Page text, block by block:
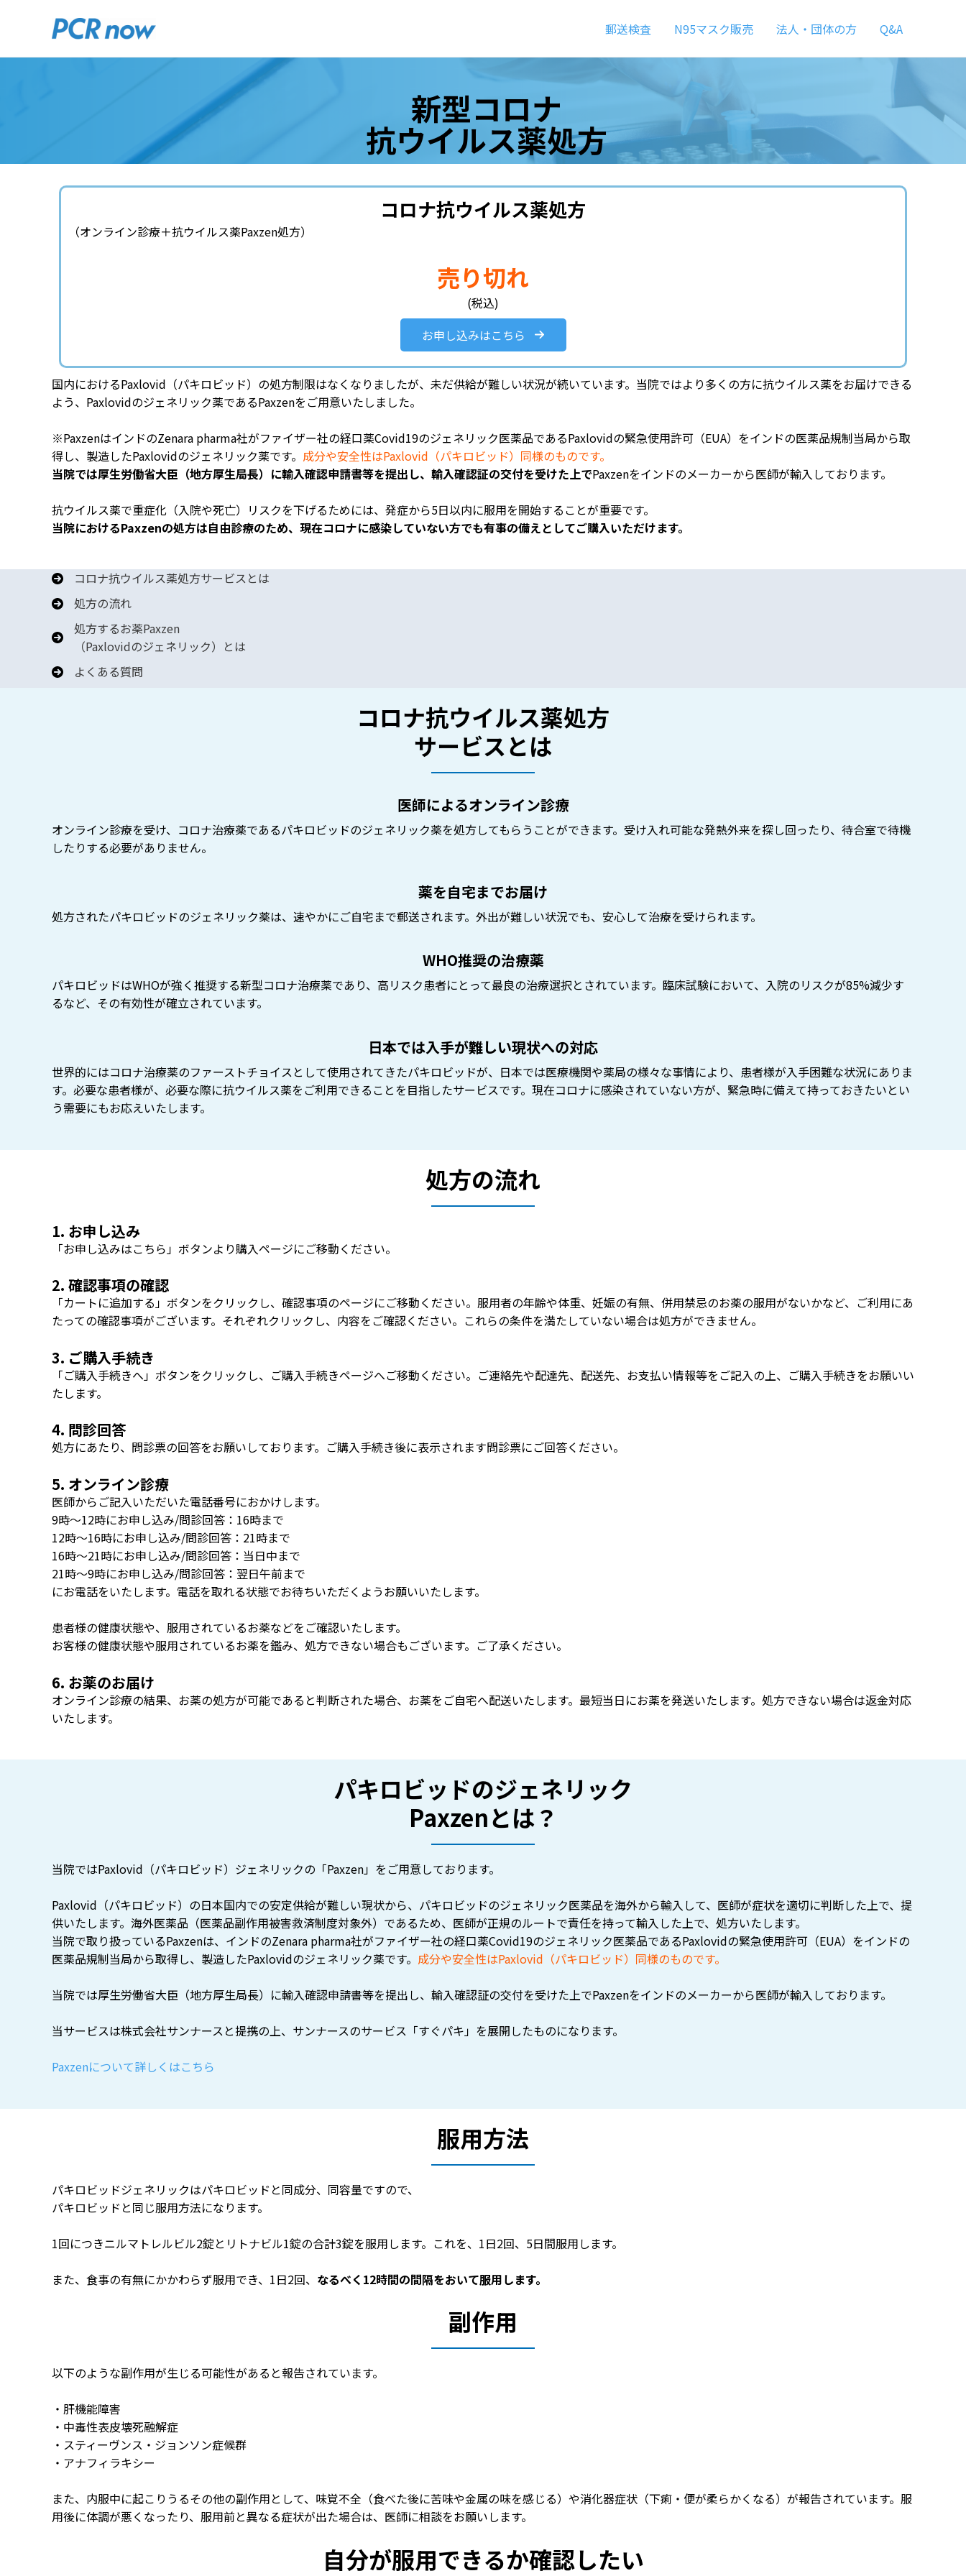
ス
郵送検査 N95マスク販売 法人・団体の方 Q&A
新型コロナ
抗ウイルス薬処方
コロナ抗ウイルス薬処方
（オンライン診療＋抗ウイルス薬Paxzen処方）
売り切れ
(税込)
お申し込みはこちら
国内におけるPaxlovid（パキロビッド）の処方制限はなくなりましたが、未だ供給が難しい状況が続いています。当院ではより多くの方に抗ウイルス薬をお届けできる
よう、Paxlovidのジェネリック薬であるPaxzenをご用意いたしました。
※PaxzenはインドのZenara pharma社がファイザー社の経口薬Covid19のジェネリック医薬品であるPaxlovidの緊急使用許可（EUA）をインドの医薬品規制当局から取
得し、製造したPaxlovidのジェネリック薬です。 成分や安全性はPaxlovid（パキロビッド）同様のものです。
当院では厚生労働省大臣（地方厚生局長）に輸入確認申請書等を提出し、輸入確認証の交付を受けた上でPaxzenをインドのメーカーから医師が輸入しております。
抗ウイルス薬で重症化（入院や死亡）リスクを下げるためには、発症から5日以内に服用を開始することが重要です。
当院におけるPaxzenの処方は自由診療のため、現在コロナに感染していない方でも有事の備えとしてご購入いただけます。
コロナ抗ウイルス薬処方サービスとは
処方の流れ
処方するお薬Paxzen
（Paxlovidのジェネリック）とは
よくある質問
コロナ抗ウイルス薬処方
サービスとは
医師によるオンライン診療
オンライン診療を受け、コロナ治療薬であるパキロビッドのジェネリック薬を処方してもらうことができます。受け入れ可能な発熱外来を探し回ったり、待合室で待機
したりする必要がありません。
薬を自宅までお届け
処方されたパキロビッドのジェネリック薬は、速やかにご自宅まで郵送されます。外出が難しい状況でも、安心して治療を受けられます。
WHO推奨の治療薬
パキロビッドはWHOが強く推奨する新型コロナ治療薬であり、高リスク患者にとって最良の治療選択とされています。臨床試験において、入院のリスクが85%減少す
るなど、その有効性が確立されています。
日本では入手が難しい現状への対応
世界的にはコロナ治療薬のファーストチョイスとして使用されてきたパキロビッドが、日本では医療機関や薬局の様々な事情により、患者様が入手困難な状況にありま
す。必要な患者様が、必要な際に抗ウイルス薬をご利用できることを目指したサービスです。現在コロナに感染されていない方が、緊急時に備えて持っておきたいとい
う需要にもお応えいたします。
処方の流れ
1. お申し込み
「お申し込みはこちら」ボタンより購入ページにご移動ください。
2. 確認事項の確認
「カートに追加する」ボタンをクリックし、確認事項のページにご移動ください。服用者の年齢や体重、妊娠の有無、併用禁忌のお薬の服用がないかなど、ご利用にあ
たっての確認事項がございます。それぞれクリックし、内容をご確認ください。これらの条件を満たしていない場合は処方ができません。
3. ご購入手続き
「ご購入手続きへ」ボタンをクリックし、ご購入手続きページへご移動ください。ご連絡先や配達先、配送先、お支払い情報等をご記入の上、ご購入手続きをお願いい
たします。
4. 問診回答
処方にあたり、問診票の回答をお願いしております。ご購入手続き後に表示されます問診票にご回答ください。
5. オンライン診療
医師からご記入いただいた電話番号におかけします。
9時～12時にお申し込み/問診回答：16時まで
12時～16時にお申し込み/問診回答：21時まで
16時～21時にお申し込み/問診回答：当日中まで
21時～9時にお申し込み/問診回答：翌日午前まで
にお電話をいたします。電話を取れる状態でお待ちいただくようお願いいたします。
患者様の健康状態や、服用されているお薬などをご確認いたします。
お客様の健康状態や服用されているお薬を鑑み、処方できない場合もございます。ご了承ください。
6. お薬のお届け
オンライン診療の結果、お薬の処方が可能であると判断された場合、お薬をご自宅へ配送いたします。最短当日にお薬を発送いたします。処方できない場合は返金対応
いたします。
パキロビッドのジェネリック
Paxzenとは？
当院ではPaxlovid（パキロビッド）ジェネリックの「Paxzen」をご用意しております。
Paxlovid（パキロビッド）の日本国内での安定供給が難しい現状から、パキロビッドのジェネリック医薬品を海外から輸入して、医師が症状を適切に判断した上で、提
供いたします。海外医薬品（医薬品副作用被害救済制度対象外）であるため、医師が正規のルートで責任を持って輸入した上で、処方いたします。
当院で取り扱っているPaxzenは、インドのZenara pharma社がファイザー社の経口薬Covid19のジェネリック医薬品であるPaxlovidの緊急使用許可（EUA）をインドの
医薬品規制当局から取得し、製造したPaxlovidのジェネリック薬です。 成分や安全性はPaxlovid（パキロビッド）同様のものです。
当院では厚生労働省大臣（地方厚生局長）に輸入確認申請書等を提出し、輸入確認証の交付を受けた上でPaxzenをインドのメーカーから医師が輸入しております。
当サービスは株式会社サンナースと提携の上、サンナースのサービス「すぐパキ」を展開したものになります。
Paxzenについて詳しくはこちら
服用方法
パキロビッドジェネリックはパキロビッドと同成分、同容量ですので、
パキロビッドと同じ服用方法になります。
1回につきニルマトレルビル2錠とリトナビル1錠の合計3錠を服用します。これを、1日2回、5日間服用します。
また、食事の有無にかかわらず服用でき、1日2回、 なるべく12時間の間隔をおいて服用します。
副作用
以下のような副作用が生じる可能性があると報告されています。
・肝機能障害
・中毒性表皮壊死融解症
・スティーヴンス・ジョンソン症候群
・アナフィラキシー
また、内服中に起こりうるその他の副作用として、味覚不全（食べた後に苦味や金属の味を感じる）や消化器症状（下痢・便が柔らかくなる）が報告されています。服
用後に体調が悪くなったり、服用前と異なる症状が出た場合は、医師に相談をお願いします。
自分が服用できるか確認したい